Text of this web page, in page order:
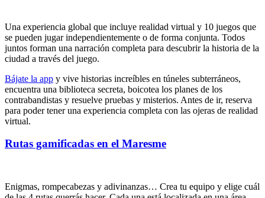
Una experiencia global que incluye realidad virtual y 10 juegos que
se pueden jugar independientemente o de forma conjunta. Todos
juntos forman una narración completa para descubrir la historia de la
ciudad a través del juego.
Bájate la app y vive historias increíbles en túneles subterráneos,
encuentra una biblioteca secreta, boicotea los planes de los
contrabandistas y resuelve pruebas y misterios. Antes de ir, reserva
para poder tener una experiencia completa con las ojeras de realidad
virtual.
Rutas gamificadas en el Maresme
Enigmas, rompecabezas y adivinanzas… Crea tu equipo y elige cuál